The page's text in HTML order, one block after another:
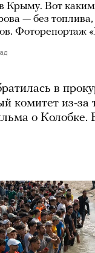
Крыму. Вот
— без топлива,
Фоторепортаж
в
комитет из-за
о Колобке.